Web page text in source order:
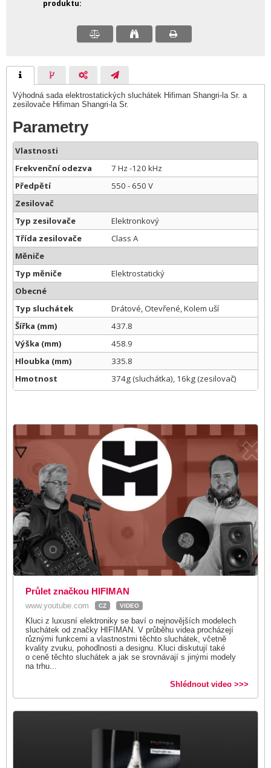
produktu
Výhodná sada elektrostatických sluchátek Hifiman Shangri-la Sr. a
zesilovače Hifiman Shangri-la Sr.
Parametry
Vlastnosti
Frekvenční odezva
7 Hz -120 kHz
Předpětí
550 - 650 V
Zesilovač
Typ zesilovače
Elektronkový
Třída zesilovače
Class A
Měniče
Typ měniče
Elektrostatický
Obecné
Typ sluchátek
Drátové, Otevřené, Kolem uší
Šířka (mm)
437.8
Výška (mm)
458.9
Hloubka (mm)
335.8
Hmotnost
374g (sluchátka), 16kg (zesilovač)
Průlet značkou HIFIMAN
www.youtube.com CZ VIDEO
Kluci z luxusní elektroniky se baví o nejnovějších modelech
sluchátek od značky HIFIMAN. V průběhu videa procházejí
různými funkcemi a vlastnostmi těchto sluchátek, včetně
kvality zvuku, pohodlnosti a designu. Kluci diskutují také
o ceně těchto sluchátek a jak se srovnávají s jinými modely
na trhu...
Shlédnout video >>>